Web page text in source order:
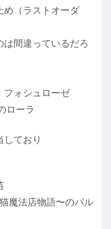
め（ラストオーダ
は間違っているだろ
フォシュローゼ
ローラ
しており
魔法店物語〜のパル